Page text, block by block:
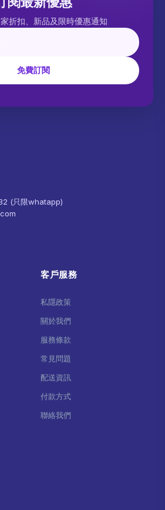
折扣、新品及限時優惠通知
免費訂閱
(只限whatapp)
客戶服務
私隱政策
關於我們
服務條款
常見問題
配送資訊
付款方式
聯絡我們